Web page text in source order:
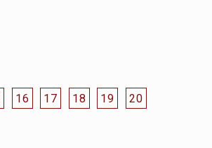
16 17 18 19
20